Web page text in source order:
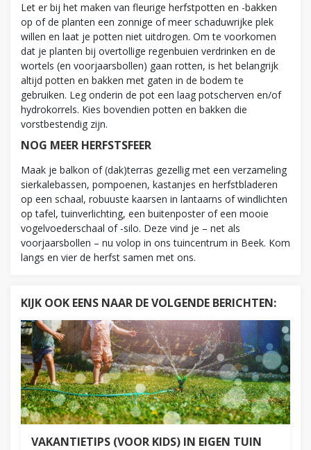
Let er bij het maken van fleurige herfstpotten en -bakken
op of de planten een zonnige of meer schaduwrijke plek
willen en laat je potten niet uitdrogen. Om te voorkomen
dat je planten bij overtollige regenbuien verdrinken en de
wortels (en voorjaarsbollen) gaan rotten, is het belangrijk
altijd potten en bakken met gaten in de bodem te
gebruiken. Leg onderin de pot een laag potscherven en/of
hydrokorrels. Kies bovendien potten en bakken die
vorstbestendig zijn.
NOG MEER HERFSTSFEER
Maak je balkon of (dak)terras gezellig met een verzameling
sierkalebassen, pompoenen, kastanjes en herfstbladeren
op een schaal, robuuste kaarsen in lantaarns of windlichten
op tafel, tuinverlichting, een buitenposter of een mooie
vogelvoederschaal of -silo. Deze vind je – net als
voorjaarsbollen – nu volop in ons tuincentrum in Beek. Kom
langs en vier de herfst samen met ons.
KIJK OOK EENS NAAR DE VOLGENDE BERICHTEN:
VAKANTIETIPS (VOOR KIDS) IN EIGEN TUIN